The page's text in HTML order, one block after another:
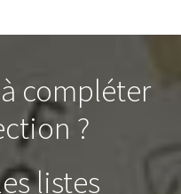
compléter
?
listes